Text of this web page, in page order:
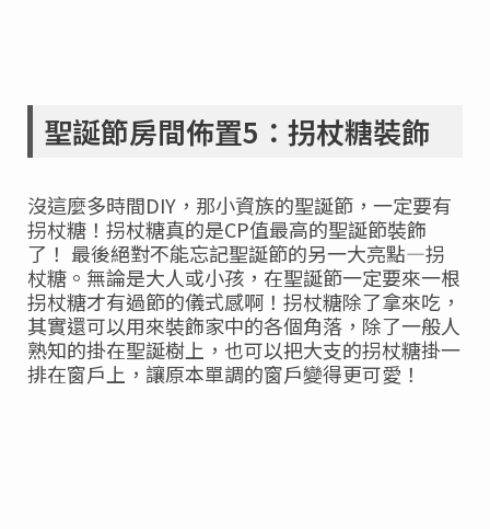
聖誕節房間佈置5：拐杖糖裝飾
沒這麼多時間DIY，那小資族的聖誕節，一定要有
拐杖糖！拐杖糖真的是CP值最高的聖誕節裝飾
了！ 最後絕對不能忘記聖誕節的另一大亮點—拐
杖糖。無論是大人或小孩，在聖誕節一定要來一根
拐杖糖才有過節的儀式感啊！拐杖糖除了拿來吃，
其實還可以用來裝飾家中的各個角落，除了一般人
熟知的掛在聖誕樹上，也可以把大支的拐杖糖掛一
排在窗戶上，讓原本單調的窗戶變得更可愛！